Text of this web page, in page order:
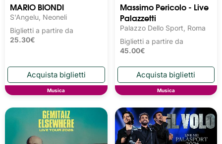
MARIO BIONDI
S'Angelu, Neoneli
Biglietti a partire da
25.30€
Musica
Massimo Pericolo - Live
Palazzetti
Palazzo Dello Sport, Roma
Biglietti a partire da
45.00€
Musica